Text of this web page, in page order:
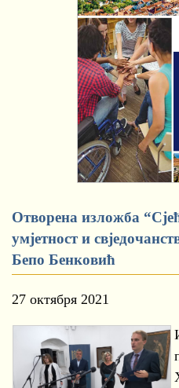
Отворена изложба
умјетност и
Бепо Бенковић
27 октября 2021